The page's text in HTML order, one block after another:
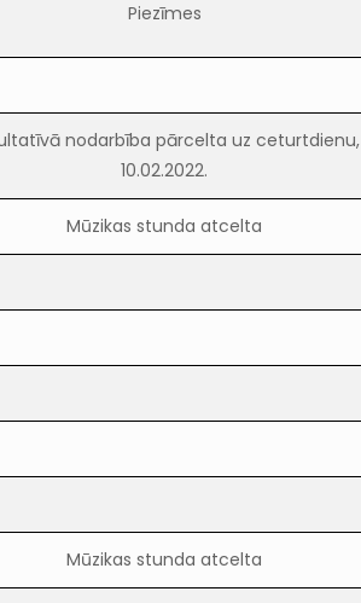
Piezīmes
nodarbība pārcelta uz ceturtdienu,
10.02.2022.
Mūzikas stunda atcelta
Mūzikas stunda atcelta